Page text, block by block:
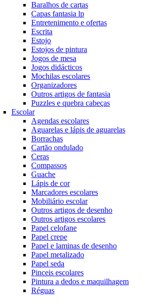
Baralhos de cartas
Capas fantasia lp
Entretenimento e ofertas
Escrita
Estojo
Estojos de pintura
Jogos de mesa
Jogos didácticos
Mochilas escolares
Organizadores
Outros artigos de fantasia
Puzzles e quebra cabeças
Escolar
Agendas escolares
Aguarelas e lápis de aguarelas
Borrachas
Cartão ondulado
Ceras
Compassos
Guache
Lápis de cor
Marcadores escolares
Mobiliário escolar
Outros artigos de desenho
Outros artigos escolares
Papel celofane
Papel crepe
Papel e laminas de desenho
Papel metalizado
Papel seda
Pinceis escolares
Pintura a dedos e maquilhagem
Réguas